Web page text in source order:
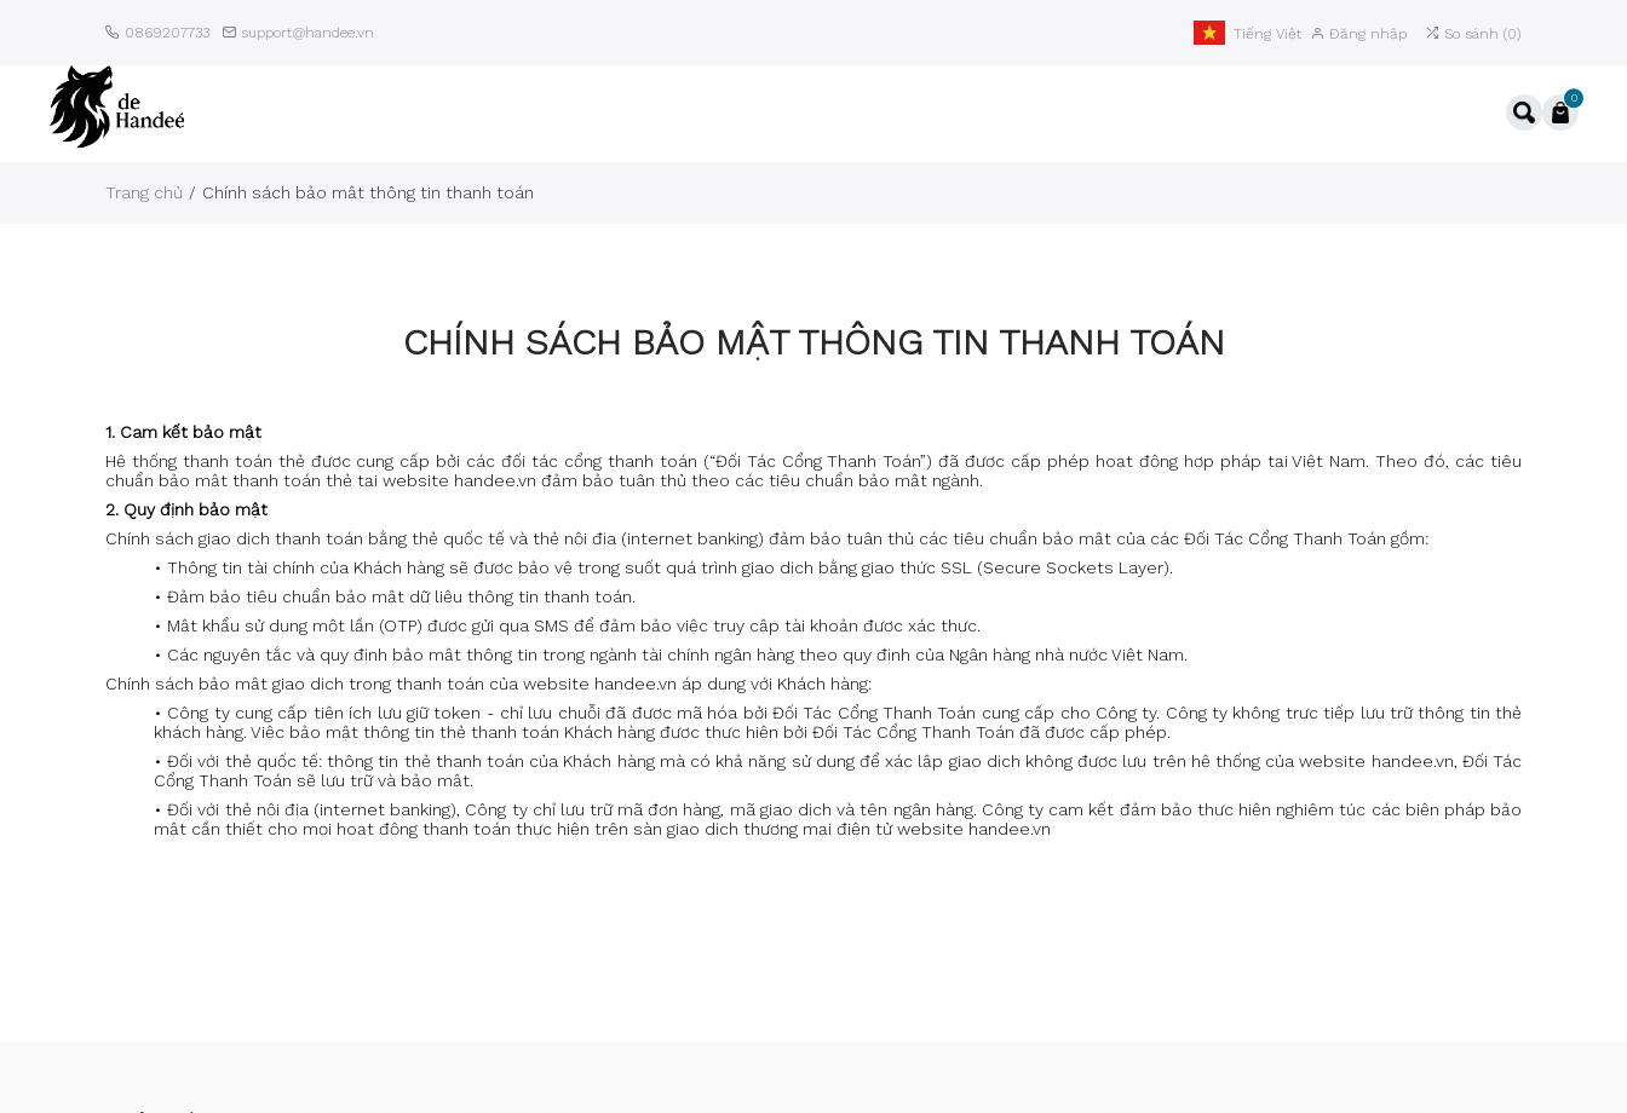
0869207733 support@handee.vn Tiếng Việt Đăng nhập So sánh (0)
0
Trang chủ Chính sách bảo mật thông tin thanh toán
CHÍNH SÁCH BẢO MẬT THÔNG TIN THANH TOÁN
1. Cam kết bảo mật
Hệ thống thanh toán thẻ được cung cấp bởi các đối tác cổng thanh toán (“Đối Tác Cổng Thanh Toán”) đã được cấp phép hoạt động hợp pháp tại Việt Nam. Theo đó, các tiêu
chuẩn bảo mật thanh toán thẻ tại website handee.vn đảm bảo tuân thủ theo các tiêu chuẩn bảo mật ngành.
2. Quy định bảo mật
Chính sách giao dịch thanh toán bằng thẻ quốc tế và thẻ nội địa (internet banking) đảm bảo tuân thủ các tiêu chuẩn bảo mật của các Đối Tác Cổng Thanh Toán gồm:
• Thông tin tài chính của Khách hàng sẽ được bảo vệ trong suốt quá trình giao dịch bằng giao thức SSL (Secure Sockets Layer).
• Đảm bảo tiêu chuẩn bảo mật dữ liệu thông tin thanh toán.
• Mật khẩu sử dụng một lần (OTP) được gửi qua SMS để đảm bảo việc truy cập tài khoản được xác thực.
• Các nguyên tắc và quy định bảo mật thông tin trong ngành tài chính ngân hàng theo quy định của Ngân hàng nhà nước Việt Nam.
Chính sách bảo mật giao dịch trong thanh toán của website handee.vn áp dụng với Khách hàng:
• Công ty cung cấp tiện ích lưu giữ token - chỉ lưu chuỗi đã được mã hóa bởi Đối Tác Cổng Thanh Toán cung cấp cho Công ty. Công ty không trực tiếp lưu trữ thông tin thẻ
khách hàng. Việc bảo mật thông tin thẻ thanh toán Khách hàng được thực hiện bởi Đối Tác Cổng Thanh Toán đã được cấp phép.
• Đối với thẻ quốc tế: thông tin thẻ thanh toán của Khách hàng mà có khả năng sử dụng để xác lập giao dịch không được lưu trên hệ thống của website handee.vn, Đối Tác
Cổng Thanh Toán sẽ lưu trữ và bảo mật.
• Đối với thẻ nội địa (internet banking), Công ty chỉ lưu trữ mã đơn hàng, mã giao dịch và tên ngân hàng. Công ty cam kết đảm bảo thực hiện nghiêm túc các biện pháp bảo
mật cần thiết cho mọi hoạt động thanh toán thực hiện trên sàn giao dịch thương mại điện tử website handee.vn